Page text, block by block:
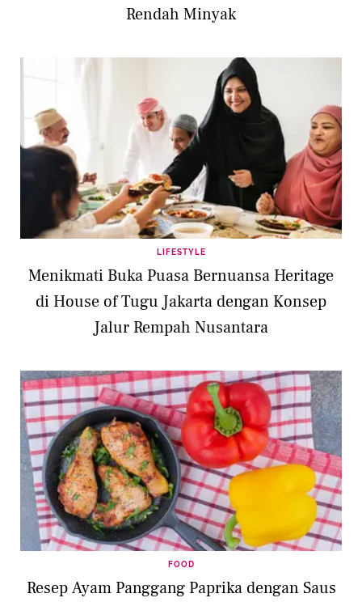
Rendah Minyak
LIFESTYLE
Menikmati Buka Puasa Bernuansa Heritage
di House of Tugu Jakarta dengan Konsep
Jalur Rempah Nusantara
FOOD
Resep Ayam Panggang Paprika dengan Saus